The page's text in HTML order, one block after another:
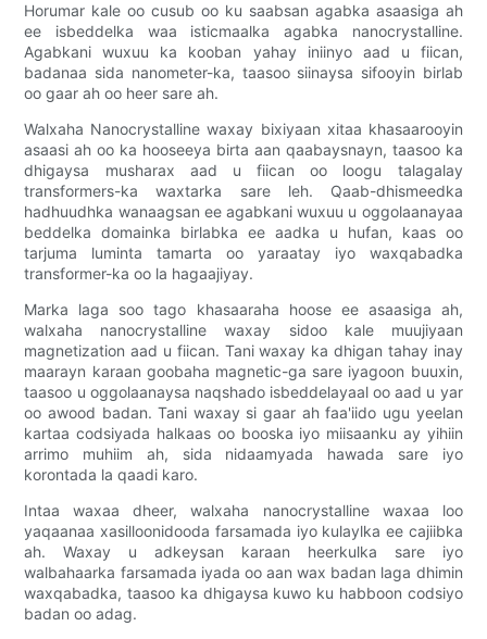
Horumar kale oo cusub oo ku saabsan agabka asaasiga ah
ee isbeddelka waa isticmaalka agabka nanocrystalline.
Agabkani wuxuu ka kooban yahay iniinyo aad u fiican,
badanaa sida nanometer-ka, taasoo siinaysa sifooyin birlab
oo gaar ah oo heer sare ah.
Walxaha Nanocrystalline waxay bixiyaan xitaa khasaarooyin
asaasi ah oo ka hooseeya birta aan qaabaysnayn, taasoo ka
dhigaysa musharax aad u fiican oo loogu talagalay
transformers-ka waxtarka sare leh. Qaab-dhismeedka
hadhuudhka wanaagsan ee agabkani wuxuu u oggolaanayaa
beddelka domainka birlabka ee aadka u hufan, kaas oo
tarjuma luminta tamarta oo yaraatay iyo waxqabadka
transformer-ka oo la hagaajiyay.
Marka laga soo tago khasaaraha hoose ee asaasiga ah,
walxaha nanocrystalline waxay sidoo kale muujiyaan
magnetization aad u fiican. Tani waxay ka dhigan tahay inay
maarayn karaan goobaha magnetic-ga sare iyagoon buuxin,
taasoo u oggolaanaysa naqshado isbeddelayaal oo aad u yar
oo awood badan. Tani waxay si gaar ah faa'iido ugu yeelan
kartaa codsiyada halkaas oo booska iyo miisaanku ay yihiin
arrimo muhiim ah, sida nidaamyada hawada sare iyo
korontada la qaadi karo.
Intaa waxaa dheer, walxaha nanocrystalline waxaa loo
yaqaanaa xasilloonidooda farsamada iyo kulaylka ee cajiibka
ah. Waxay u adkeysan karaan heerkulka sare iyo
walbahaarka farsamada iyada oo aan wax badan laga dhimin
waxqabadka, taasoo ka dhigaysa kuwo ku habboon codsiyo
badan oo adag.